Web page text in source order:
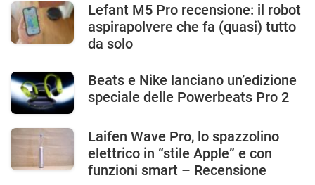
Lefant M5 Pro recensione: il robot
aspirapolvere che fa (quasi) tutto
da solo
Beats e Nike lanciano un’edizione
speciale delle Powerbeats Pro 2
Laifen Wave Pro, lo spazzolino
elettrico in “stile Apple” e con
funzioni smart – Recensione